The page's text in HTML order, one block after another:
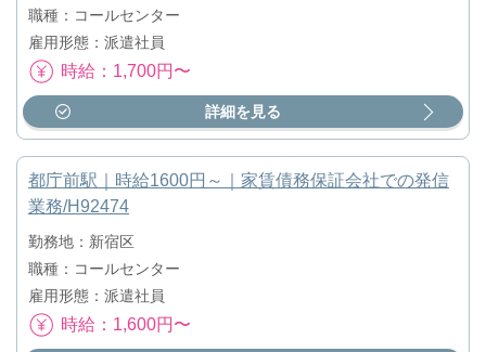
職種：コールセンター
雇用形態：派遣社員
時給：1,700円〜
詳細を見る
都庁前駅｜時給1600円～｜家賃債務保証会社での発信
業務/H92474
勤務地：新宿区
職種：コールセンター
雇用形態：派遣社員
時給：1,600円〜